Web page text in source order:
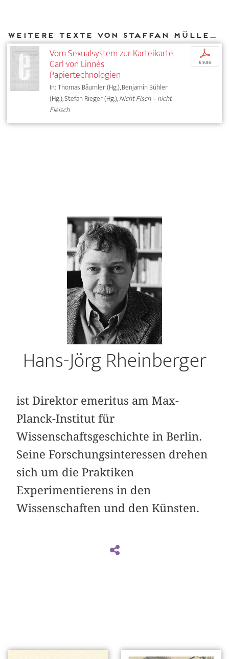
Weitere Texte von Staffan Müller-Wille bei DIAPHANES
Vom Sexualsystem zur Karteikarte.
Carl von Linnés
Papiertechnologien
In: Thomas Bäumler (Hg.), Benjamin Bühler
(Hg.), Stefan Rieger (Hg.),Nicht Fisch – nicht
Fleisch
p
€ 9,95
Hans-Jörg Rheinberger
ist Direktor emeritus am Max-
Planck-Institut für
Wissenschaftsgeschichte in Berlin.
Seine Forschungsinteressen drehen
sich um die Praktiken
Experimentierens in den
Wissenschaften und den Künsten.